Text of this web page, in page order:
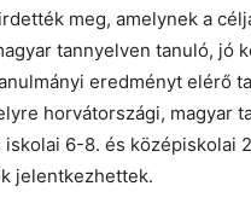
meg, amelynek a
tannyelven tanuló, jó
eredményt elérő
horvátországi, magyar
iskolai 6-8. és középiskolai
jelentkezhettek.